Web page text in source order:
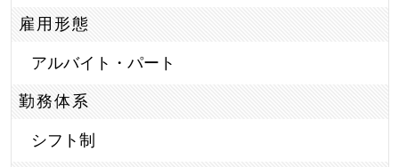
雇用形態
アルバイト・パート
勤務体系
シフト制